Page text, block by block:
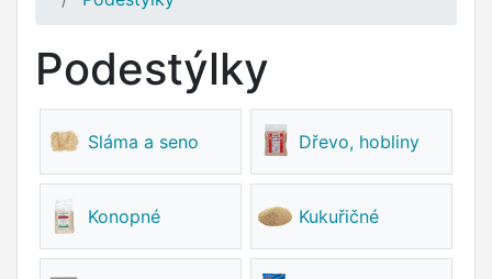
Podestýlky
Sláma a seno Dřevo, hobliny
Konopné Kukuřičné